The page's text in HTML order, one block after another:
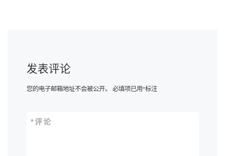
发表评论
您的电子邮箱地址不会被公开。 必填项已用*标注
评论
*